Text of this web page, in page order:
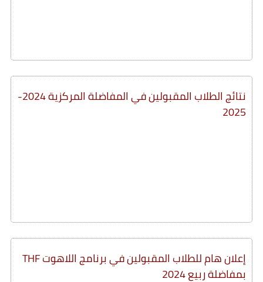
نتائج الطلاب المقبولين في المفاضلة المركزية 2024-
2025
إعلان هام للطلاب المقبولين في برنامج اللاهوت THF
بمفاضلة ربيع 2024